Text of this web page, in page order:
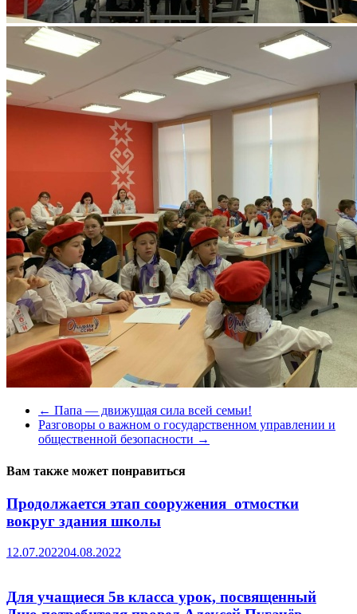
← Папа — движущая сила всей семьи!
Разговоры о важном о государственном управлении и
общественной безопасности →
Вам также может понравиться
Продолжается этап сооружения отмостки
вокруг здания школы
12.07.202204.08.2022
Для учащиеся 5в класса урок, посвященный